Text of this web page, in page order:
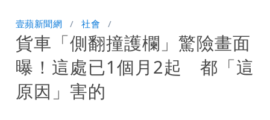
壹蘋新聞網 社會
貨車「側翻撞護欄」驚險畫面
曝！這處已1個月2起 都「這
原因」害的